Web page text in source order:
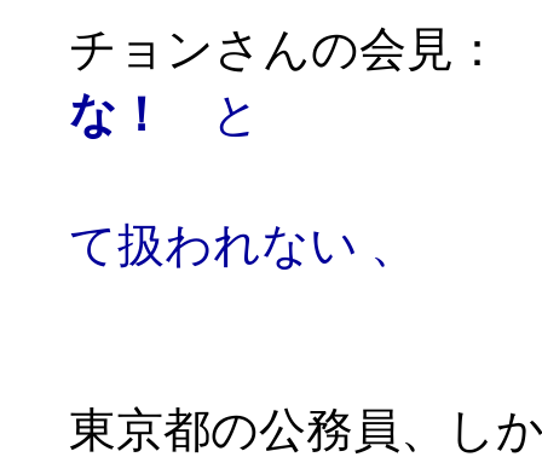
チョンさんの会見
な！
と
て扱われない 、
東京都の公務員、し